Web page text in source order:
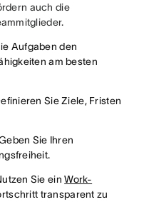
auch die
Aufgaben den
am besten
Sie Ziele, Fristen
Sie Ihren
Sie einWork-
transparent zu